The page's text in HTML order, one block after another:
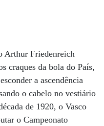
Arthur Friedenreich
craques da bola do País,
a ascendência
o cabelo no vestiário
de 1920, o Vasco
o Campeonato